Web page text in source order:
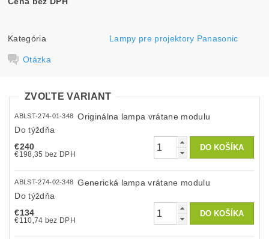
Kategória Lampy pre projektory Panasonic
Otázka
ZVOĽTE VARIANT
ABLST-274-01-348
Originálna lampa vrátane modulu
Do týždňa
€240
€198,35 bez DPH
ABLST-274-02-348
Generická lampa vrátane modulu
Do týždňa
€134
€110,74 bez DPH